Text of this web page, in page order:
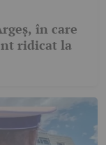
în care
ridicat la